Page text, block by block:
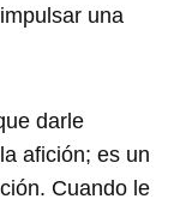
una
darle
afición; es un
Cuando le